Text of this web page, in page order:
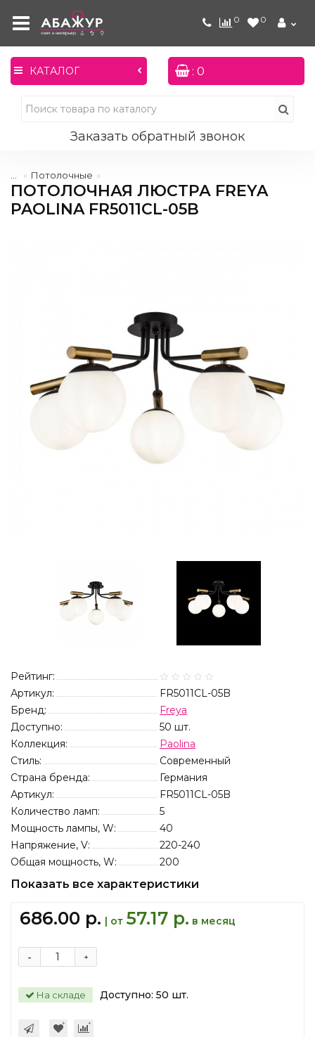
0 0
КАТАЛОГ : 0
Заказать обратный звонок
Потолочные
ПОТОЛОЧНАЯ ЛЮСТРА FREYA
PAOLINA FR5011CL-05B
Рейтинг:
Артикул:
FR5011CL-05B
Бренд:
Freya
Доступно:
50 шт.
Коллекция:
Paolina
Стиль:
Современный
Страна бренда:
Германия
Артикул:
FR5011CL-05B
Количество ламп:
5
Мощность лампы, W:
40
Напряжение, V:
220-240
Общая мощность, W:
200
Показать все характеристики
686.00 р. | от 57.17 р. в месяц
+
-
На складе Доступно: 50 шт.